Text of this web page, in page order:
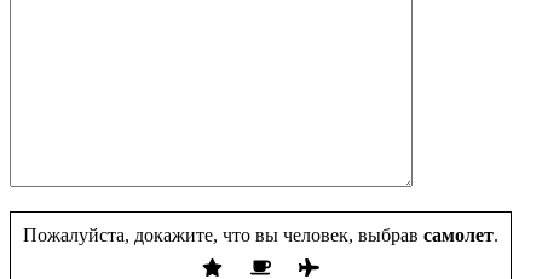
Пожалуйста, докажите, что вы человек, выбрав самолет.